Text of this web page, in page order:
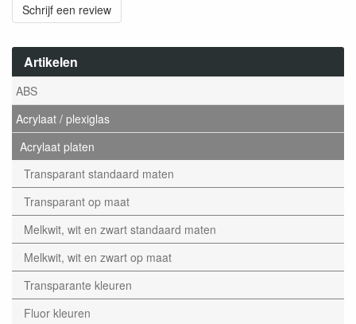
Artikelen
ABS
Acrylaat / plexiglas
Acrylaat platen
Transparant standaard maten
Transparant op maat
Melkwit, wit en zwart standaard maten
Melkwit, wit en zwart op maat
Transparante kleuren
Fluor kleuren
Schrijf een review